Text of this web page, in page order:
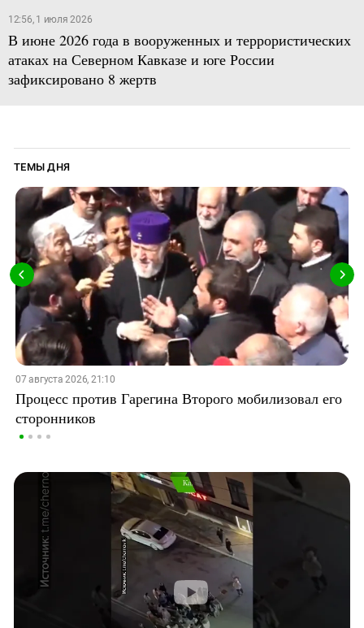
12:56, 1 июля 2026
В июне 2026 года в вооруженных и террористических
атаках на Северном Кавказе и юге России
зафиксировано 8 жертв
ТЕМЫ ДНЯ
07 августа 2026, 21:10
Процесс против Гарегина Второго мобилизовал его
сторонников